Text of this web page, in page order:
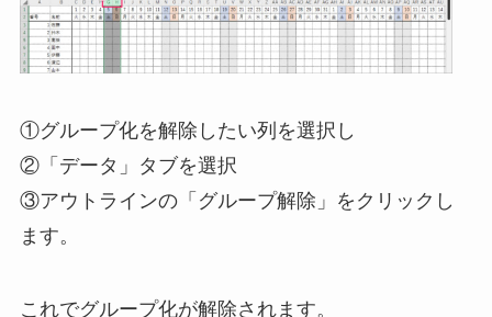
①グループ化を解除したい列を選択し
②「データ」タブを選択
③アウトラインの「グループ解除」をクリックし
ます。
これでグループ化が解除されます。